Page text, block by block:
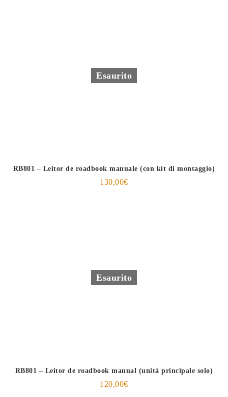
RB801 – Leitor de roadbook manuale (con kit di montaggio)
130,00€
Esaurito
RB801 – Leitor de roadbook manual (unità principale solo)
120,00€
Esaurito